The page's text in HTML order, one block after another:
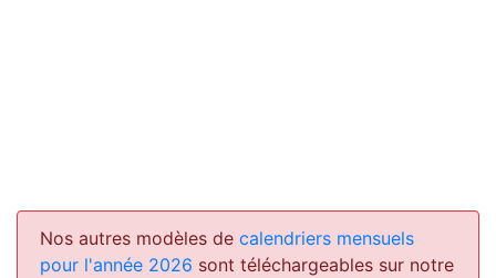
Nos autres modèles de calendriers mensuels
pour l'année 2026 sont téléchargeables sur notre